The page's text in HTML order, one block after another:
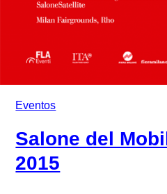
Eventos
Salone del
2015